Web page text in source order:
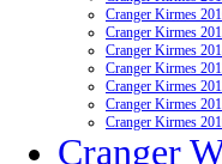
Cranger Kirmes
Cranger Kirmes
Cranger Kirmes
Cranger Kirmes
Cranger Kirmes
Cranger Kirmes
Cranger Kirmes
Cranger